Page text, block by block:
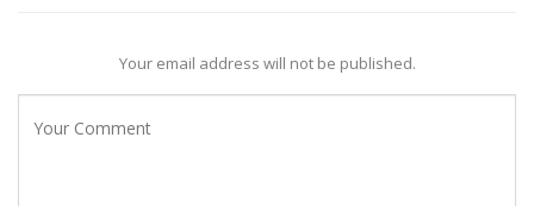
Your email address will not be published.